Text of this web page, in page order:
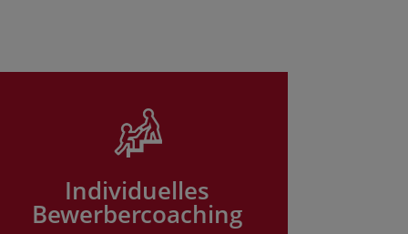
Individuelles
Bewerbercoaching